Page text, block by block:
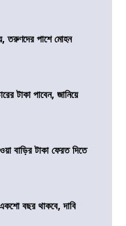
তরুণদের পাশে মোহন
টাকা পাবেন, জানিয়ে
বাড়ির টাকা ফেরত দিতে
বছর থাকবে, দাবি